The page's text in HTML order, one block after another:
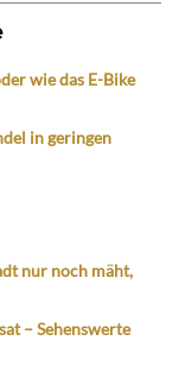
wie das E-Bike
in geringen
nur noch mäht,
– Sehenswerte